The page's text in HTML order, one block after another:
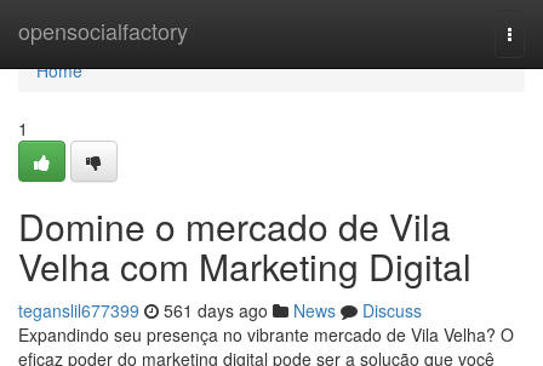
opensocialfactory
Home
Home
1
Domine o mercado de Vila
Velha com Marketing Digital
teganslil677399 561 days ago News
Discuss
Expandindo seu presença no vibrante mercado de Vila Velha? O
eficaz poder do marketing digital pode ser a solução que você